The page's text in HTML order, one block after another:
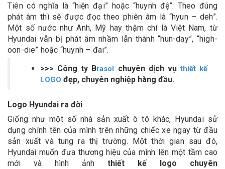
Tiên có nghĩa là “hiện đại” hoặc “huynh đệ”. Theo đúng
phát âm thì sẽ được đọc theo phiên âm là “hyun – deh”.
Một số nước như Anh, Mỹ hay thậm chí là Việt Nam, từ
Hyundai vẫn bị phát âm nhầm lẫn thành “hun-day”, “high-
oon-die” hoặc “huynh – đai”.
>>> Công ty Brasol chuyên dịch vụthiết kế
LOGO đẹp, chuyên nghiệp hàng đầu.
Logo Hyundai ra đời
Giống như một số nhà sản xuất ô tô khác, Hyundai sử
dụng chính tên của mình trên những chiếc xe ngay từ đầu
sản xuất và tung ra thị trường. Một thời gian sau đó,
Hyundai muốn đưa thương hiệu của mình lên một tầm cao
mới và hình ảnh thiết kế logo chuyên